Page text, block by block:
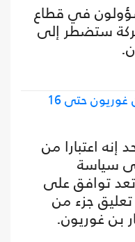
في قطاع
ستضطر إلى
الاحتلال يمدد إغلاق مطار بن غوريون حتى 16
إنه اعتبارا من
سياسة
تعد توافق على
جزء من
بن غوريون.